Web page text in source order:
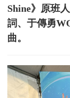
Shine》原班
詞、于傳勇
曲。